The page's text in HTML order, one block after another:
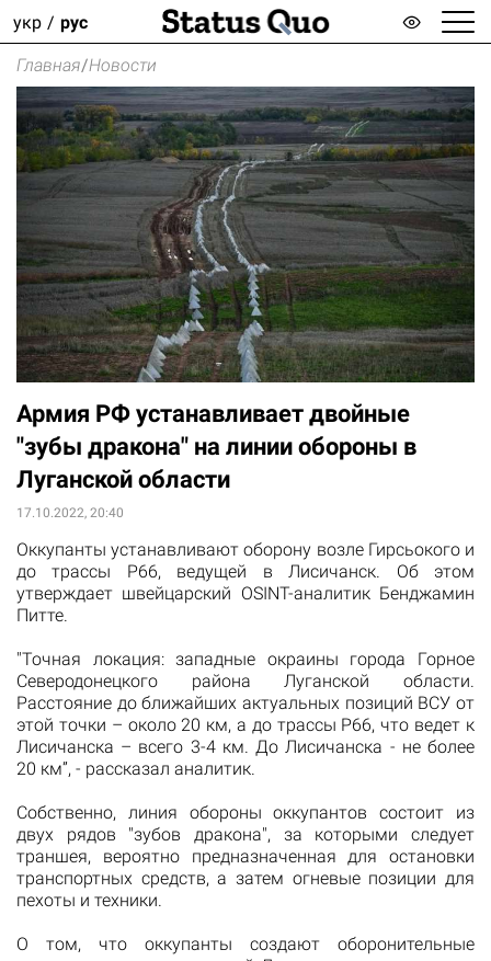
укр рус
Главная/Новости
Армия РФ устанавливает двойные
"зубы дракона" на линии обороны в
Луганской области
17.10.2022, 20:40
Оккупанты устанавливают оборону возле Гирсьокого и
до трассы Р66, ведущей в Лисичанск. Об этом
утверждает швейцарский OSINT-аналитик Бенджамин
Питте.
"Точная локация: западные окраины города Горное
Северодонецкого района Луганской области.
Расстояние до ближайших актуальных позиций ВСУ от
этой точки – около 20 км, а до трассы Р66, что ведет к
Лисичанска – всего 3-4 км. До Лисичанска - не более
20 км”, - рассказал аналитик.
Собственно, линия обороны оккупантов состоит из
двух рядов "зубов дракона", за которыми следует
траншея, вероятно предназначенная для остановки
транспортных средств, а затем огневые позиции для
пехоты и техники.
О том, что оккупанты создают оборонительные